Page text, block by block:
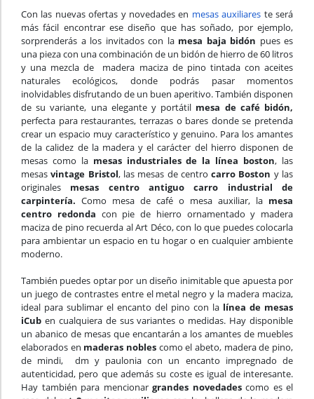
Contacto
Con las nuevas ofertas y novedades en mesas auxiliares te será
más fácil encontrar ese diseño que has soñado, por ejemplo,
sorprenderás a los invitados con la mesa baja bidón pues es
una pieza con una combinación de un bidón de hierro de 60 litros
y una mezcla de madera maciza de pino tintada con aceites
naturales ecológicos, donde podrás pasar momentos
inolvidables disfrutando de un buen aperitivo. También disponen
de su variante, una elegante y portátil mesa de café bidón,
perfecta para restaurantes, terrazas o bares donde se pretenda
crear un espacio muy característico y genuino. Para los amantes
de la calidez de la madera y el carácter del hierro disponen de
mesas como la mesas industriales de la línea boston, las
mesas vintage Bristol, las mesas de centrocarro Boston y las
originales mesas centro antiguo carro industrial de
carpintería. Como mesa de café o mesa auxiliar, la mesa
centro redonda con pie de hierro ornamentado y madera
maciza de pino recuerda al Art Déco, con lo que puedes colocarla
para ambientar un espacio en tu hogar o en cualquier ambiente
moderno.
También puedes optar por un diseño inimitable que apuesta por
un juego de contrastes entre el metal negro y la madera maciza,
ideal para sublimar el encanto del pino con la línea de mesas
iCub en cualquiera de sus variantes o medidas. Hay disponible
un abanico de mesas que encantarán a los amantes de muebles
elaborados en maderas nobles como el abeto, madera de pino,
de mindi, dm y paulonia con un encanto impregnado de
autenticidad, pero que además su coste es igual de interesante.
Hay también para mencionar grandes novedades como es el